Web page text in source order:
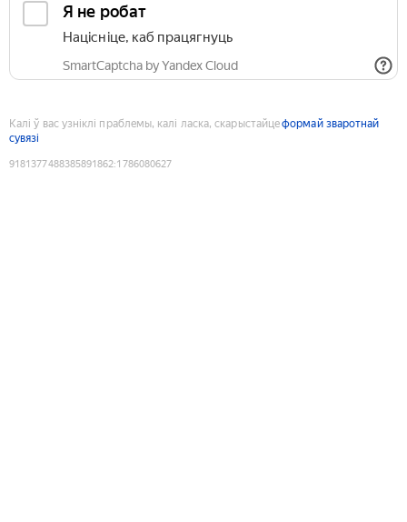
Я не робат
Націсніце, каб працягнуць
SmartCaptcha by Yandex Cloud
Калі ў вас узніклі праблемы, калі ласка, скарыстайцеформай зваротнай
сувязі
9181377488385891862:1786080627